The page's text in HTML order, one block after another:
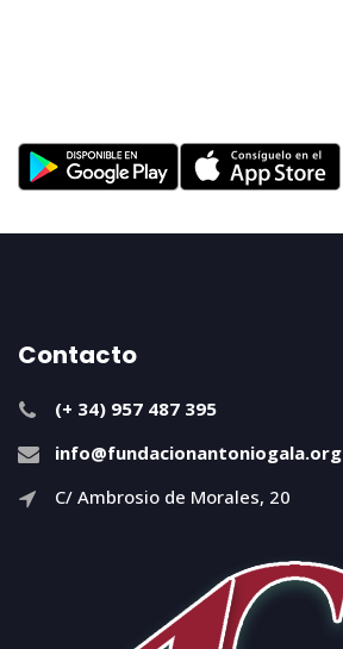
Contacto
(+ 34) 957 487 395
info@fundacionantoniogala.org
C/ Ambrosio de Morales, 20